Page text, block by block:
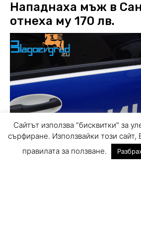
Сайтът използва "бисквитки" за
сърфиране. Използвайки този сайт,
правилата за ползване.